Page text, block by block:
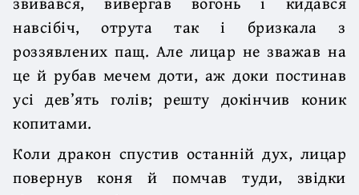
навсібіч, отрута так і бризкала з
роззявлених пащ. Але лицар не зважав на
це й рубав мечем доти, аж доки постинав
усі дев’ять голів; решту докінчив коник
копитами.
Коли дракон спустив останній дух, лицар
повернув коня й помчав туди, звідки